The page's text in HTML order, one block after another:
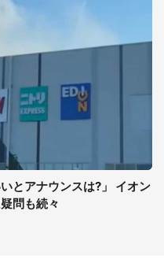
とアナウンスは?」 イオン
問も続々